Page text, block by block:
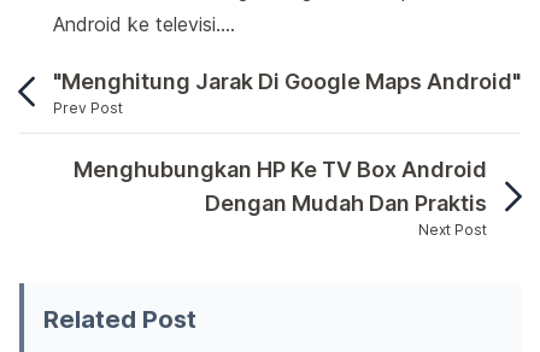
Android ke televisi.…
"Menghitung Jarak Di Google Maps Android"
Prev Post
Mengaitkan perangkat Android dengan pemutar
Menghubungkan HP Ke TV Box Android
Dengan Mudah Dan Praktis
Next Post
Related Post